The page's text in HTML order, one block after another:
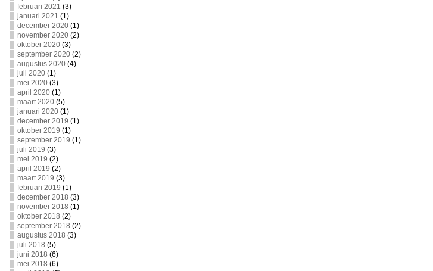
februari 2021 (3)
januari 2021 (1)
december 2020(1)
november 2020(2)
oktober 2020(3)
september 2020(2)
augustus 2020(4)
juli 2020(1)
mei 2020(3)
april 2020(1)
maart 2020(5)
januari 2020(1)
december 2019 (1)
oktober 2019 (1)
september 2019 (1)
juli 2019 (3)
mei 2019 (2)
april 2019 (2)
maart 2019 (3)
februari 2019 (1)
december 2018 (3)
november 2018 (1)
oktober 2018 (2)
september 2018 (2)
augustus 2018 (3)
juli 2018 (5)
juni 2018 (6)
mei 2018 (6)